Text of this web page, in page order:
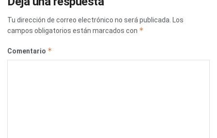
Tu dirección de correo electrónico no será publicada. Los
campos obligatorios están marcados con *
Comentario *